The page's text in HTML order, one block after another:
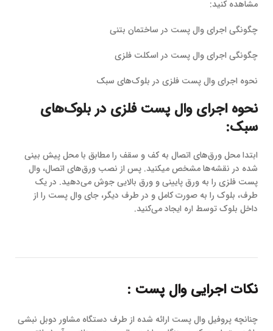
مشاهده کنید:
چگونگی اجرای وال پست در ساختمان بتنی
چگونگی اجرای وال پست در اسکلت فلزی
نحوه اجرای وال پست فلزی در بلوک‌های سبک
نحوه اجرای وال پست فلزی در بلوک‌های
سبک:
ابتدا محل ورق‌های اتصال به کف و سقف را مطابق با محل پیش بینی
شده در نقشه‌ها مشخص میکنید. پس از نصب ورق‌های اتصال، وال
پست فلزی را به ورق پایینی و ورق بالایی جوش می‌دهید. در یک
طرف، بلوک را به صورت کامل و در طرف دیگر، جای وال پست را از
داخل بلوک توسط اره ایجاد می‌کنید.
نکات اجرایی وال پست :
چنانچه پروفیل وال پست ارائه شده از طرف دستگاه مشاور دوبل نبشی